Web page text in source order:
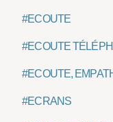
#ECOUTE
#ECOUTE
#ECOUTE,
#ECRANS